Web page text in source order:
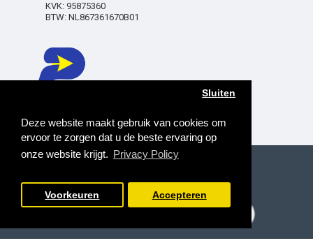
Deze website maakt gebruik van cookies om
ervoor te zorgen dat u de beste ervaring op
onze website krijgt. Privacy Policy
Sluiten
Voorkeuren Accepteren
KVK: 95875360
BTW: NL867361670B01
Reserved